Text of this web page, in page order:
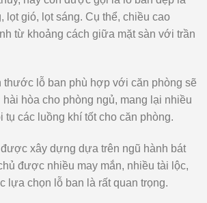
lọt gió, lọt sáng. Cụ thể, chiều cao
từ khoảng cách giữa mặt sàn với trần
thước lỗ ban phù hợp với căn phòng sẽ
hòa cho phòng ngủ, mang lại nhiều
tụ các luồng khí tốt cho căn phòng.
xây dựng dựa trên ngũ hành bát
được nhiều may mắn, nhiều tài lộc,
lựa chọn lỗ ban là rất quan trọng.